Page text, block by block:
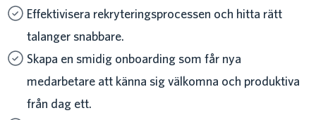
Effektivisera rekryteringsprocessen och hitta rätt
talanger snabbare.
Skapa en smidig onboarding som får nya
medarbetare att känna sig välkomna och produktiva
från dag ett.